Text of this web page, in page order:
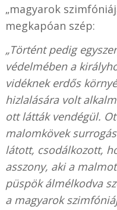
„magyarok
megkapóan szép:
„Történt pedig
védelmében a
vidéknek erdős
hizlalására volt
ott látták vendégül.
malomkövek
látott, csodálkozott,
asszony, aki a
püspök álmélkodva
a magyarok